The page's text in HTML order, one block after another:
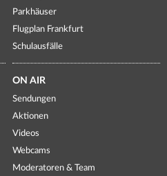
Parkhäuser
Flugplan Frankfurt
Schulausfälle
ON AIR
Sendungen
Aktionen
Videos
Webcams
Moderatoren & Team